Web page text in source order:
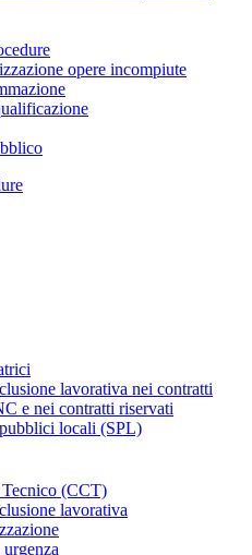
opere incompiute
lavorativa nei contratti
e nei contratti riservati
locali (SPL)
(CCT)
lavorativa